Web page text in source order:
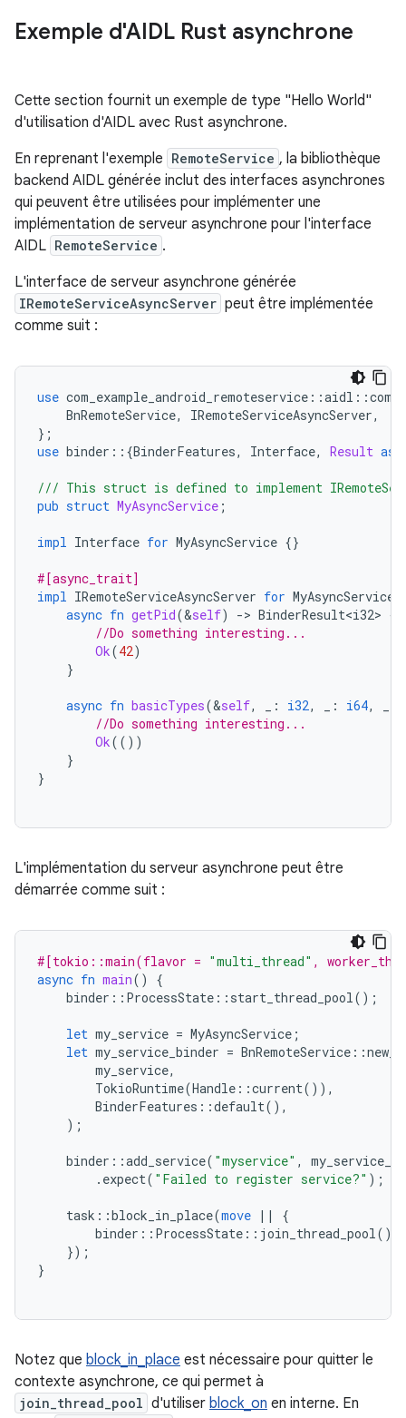
Exemple d'AIDL Rust asynchrone
Cette section fournit un exemple de type "Hello World"
d'utilisation d'AIDL avec Rust asynchrone.
En reprenant l'exemple RemoteService , la bibliothèque
backend AIDL générée inclut des interfaces asynchrones
qui peuvent être utilisées pour implémenter une
implémentation de serveur asynchrone pour l'interface
AIDL RemoteService .
L'interface de serveur asynchrone générée
IRemoteServiceAsyncServer peut être implémentée
comme suit :
use com_example_android_remoteservice ::aidl ::com
BnRemoteService, IRemoteServiceAsyncServer,
};
use binder ::{BinderFeatures, Interface, Result as
/// This struct is defined to implement
pub struct MyAsyncService ;
impl Interface for MyAsyncService {}
#[async_trait]
impl IRemoteServiceAsyncServer for MyAsyncService
async fn getPid(&self) -> BinderResult<i32> {
//Do something interesting...
Ok(42)
}
async fn basicTypes(&self, : i32, : i64,
//Do something interesting...
Ok(())
}
}
L'implémentation du serveur asynchrone peut être
démarrée comme suit :
#[tokio::main(flavor = "multi_thread" ,
async fn main()
{
binder :: ProcessState :: start_thread_pool();
let my_service = MyAsyncService ;
let my_service_binder = BnRemoteService ::
my_service,
TokioRuntime(Handle ::current()),
BinderFeatures ::default(),
);
binder ::add_service( "myservice" ,
. expect( "Failed to register service?" );
task ::block_in_place(move ||
{
binder :: ProcessState :: join_thread_pool();
});
}
Notez que block_in_place est nécessaire pour quitter le
contexte asynchrone, ce qui permet à
join_thread_pool d'utiliser block_on en interne. En